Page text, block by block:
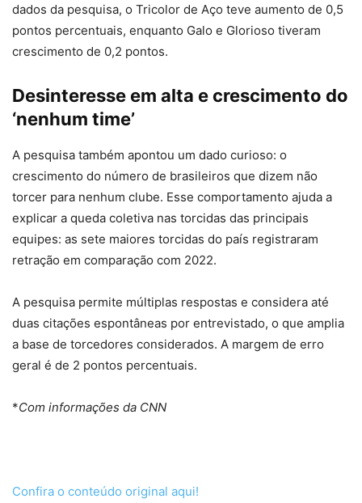
dados da pesquisa, o Tricolor de Aço teve aumento de 0,5
pontos percentuais, enquanto Galo e Glorioso tiveram
crescimento de 0,2 pontos.
Desinteresse em alta e crescimento do
‘nenhum time’
A pesquisa também apontou um dado curioso: o
crescimento do número de brasileiros que dizem não
torcer para nenhum clube. Esse comportamento ajuda a
explicar a queda coletiva nas torcidas das principais
equipes: as sete maiores torcidas do país registraram
retração em comparação com 2022.
A pesquisa permite múltiplas respostas e considera até
duas citações espontâneas por entrevistado, o que amplia
a base de torcedores considerados. A margem de erro
geral é de 2 pontos percentuais.
*Com informações da CNN
Confira o conteúdo original aqui!